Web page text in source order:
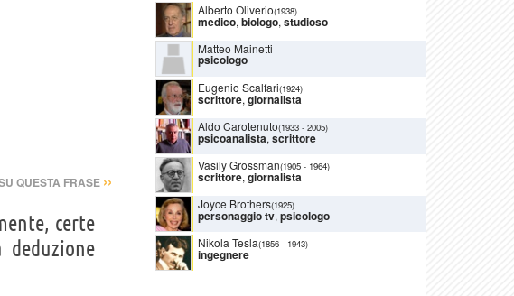
QUESTA FRASE ››
certe
Alberto Oliverio(1938)
medico, biologo, studioso
Matteo Mainetti
psicologo
Eugenio Scalfari(1924)
scrittore, giornalista
Aldo Carotenuto(1933 - 2005)
psicoanalista, scrittore
Vasily Grossman(1905 - 1964)
scrittore, giornalista
Joyce Brothers(1925)
personaggio tv, psicologo
Nikola Tesla(1856 - 1943)
ingegnere